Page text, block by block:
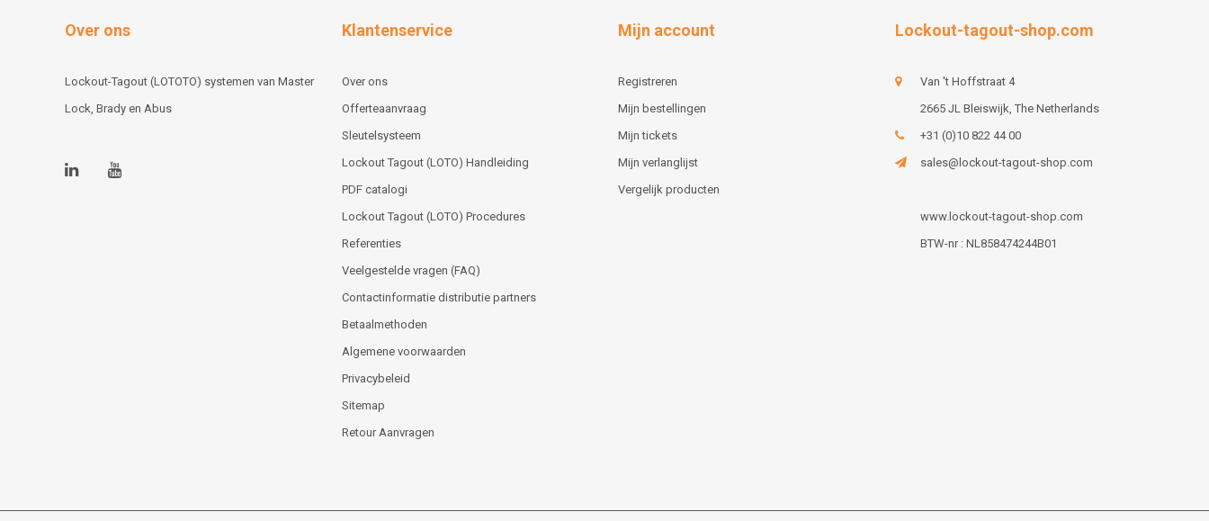
Over ons
Lockout-Tagout (LOTOTO) systemen van Master
Lock, Brady en Abus
Klantenservice
Over ons
Offerteaanvraag
Sleutelsysteem
Lockout Tagout (LOTO) Handleiding
PDF catalogi
Lockout Tagout (LOTO) Procedures
Referenties
Veelgestelde vragen (FAQ)
Contactinformatie distributie partners
Betaalmethoden
Algemene voorwaarden
Privacybeleid
Sitemap
Retour Aanvragen
Mijn account
Registreren
Mijn bestellingen
Mijn tickets
Mijn verlanglijst
Vergelijk producten
Lockout-tagout-shop.com
Van 't Hoffstraat 4
2665 JL Bleiswijk, The Netherlands
+31 (0)10 822 44 00
sales@lockout-tagout-shop.com
www.lockout-tagout-shop.com
BTW-nr : NL858474244B01